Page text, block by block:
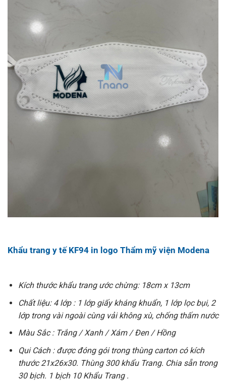
Khẩu trang y tế KF94 in logo Thẩm mỹ viện Modena
Kích thước khẩu trang ước chừng: 18cm x 13cm
Chất liệu: 4 lớp : 1 lớp giấy kháng khuẩn, 1 lớp lọc bụi, 2
lớp trong vài ngoài cùng vải không xù, chống thấm nước
Màu Sắc : Trắng / Xanh / Xám / Đen / Hồng
Qui Cách : được đóng gói trong thùng carton có kích
thước 21x26x30. Thùng 300 khẩu Trang. Chia sẵn trong
30 bịch. 1 bịch 10 Khẩu Trang .